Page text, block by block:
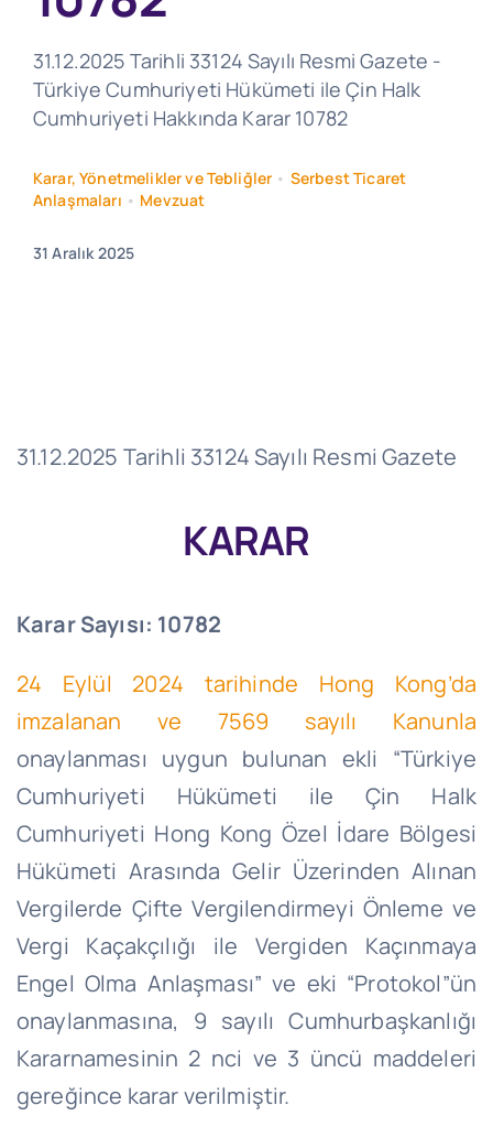
31.12.2025 Tarihli 33124 Sayılı Resmi Gazete -
Türkiye Cumhuriyeti Hükümeti ile Çin Halk
Cumhuriyeti Hakkında Karar 10782
Karar, Yönetmelikler ve Tebliğler • Serbest Ticaret
Anlaşmaları • Mevzuat
31 Aralık 2025
31.12.2025 Tarihli 33124 Sayılı Resmi Gazete
KARAR
Karar Sayısı: 10782
24 Eylül 2024 tarihinde Hong Kong’da
imzalanan ve 7569 sayılı Kanunla
onaylanması uygun bulunan ekli “Türkiye
Cumhuriyeti Hükümeti ile Çin Halk
Cumhuriyeti Hong Kong Özel İdare Bölgesi
Hükümeti Arasında Gelir Üzerinden Alınan
Vergilerde Çifte Vergilendirmeyi Önleme ve
Vergi Kaçakçılığı ile Vergiden Kaçınmaya
Engel Olma Anlaşması” ve eki “Protokol”ün
onaylanmasına, 9 sayılı Cumhurbaşkanlığı
Kararnamesinin 2 nci ve 3 üncü maddeleri
gereğince karar verilmiştir.